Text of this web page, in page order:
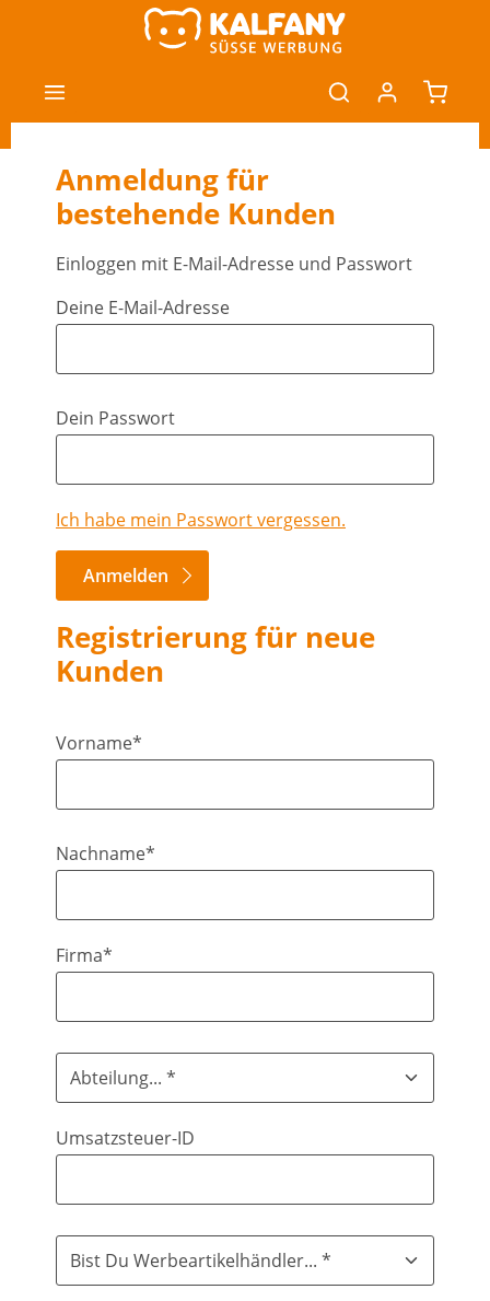
Anmeldung für
bestehende Kunden
Einloggen mit E-Mail-Adresse und Passwort
Deine E-Mail-Adresse
Dein Passwort
Ich habe mein Passwort vergessen.
Anmelden
Registrierung für neue
Kunden
Vorname*
Nachname*
Firma*
Umsatzsteuer-ID